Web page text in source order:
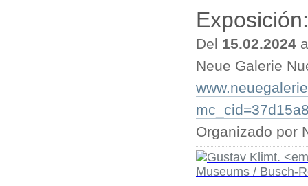
Del 15.02.2024
Neue Galerie
Organizado por